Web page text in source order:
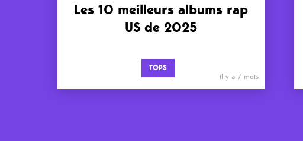
Les 10 meilleurs albums rap
US de 2025
TOPS
il y a 7 mois